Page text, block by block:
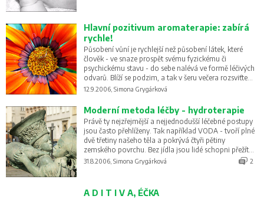
Hlavní pozitivum aromaterapie: zabírá
rychle!
Působení vůní je rychlejší než působení látek, které
člověk - ve snaze prospět svému fyzickému či
psychickému stavu - do sebe nalévá ve formě léčivých
odvarů. Blíží se podzim, a tak v šeru večera rozsviťte
aromalampy a vyzkoušejte na sobě účinky éterických
12.9.2006, Simona Grygárková
Moderní metoda léčby - hydroterapie
Právě ty nejzřejmější a nejjednodušší léčebné postupy
jsou často přehlíženy. Tak například VODA - tvoří plné
dvě třetiny našeho těla a pokrývá čtyři pětiny
zemského povrchu. Bez jídla jsou lidé schopni přežít
týdny, ale bez vody pouze několik málo dní. Jak může
31.8.2006, Simona Grygárková 2
A D I T I V A, ÉČKA